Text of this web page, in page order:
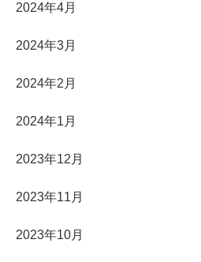
2024年4月
2024年3月
2024年2月
2024年1月
2023年12月
2023年11月
2023年10月